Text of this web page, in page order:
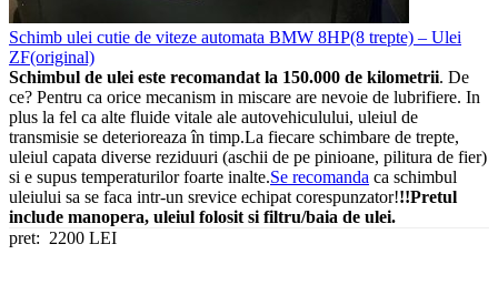
Schimb ulei cutie de viteze automata BMW 8HP(8 trepte) – Ulei
ZF(original)
Schimbul de ulei este recomandat la 150.000 de kilometrii. De
ce? Pentru ca orice mecanism in miscare are nevoie de lubrifiere. In
plus la fel ca alte fluide vitale ale autovehiculului, uleiul de
transmisie se deterioreaza în timp.La fiecare schimbare de trepte,
uleiul capata diverse reziduuri (aschii de pe pinioane, pilitura de fier)
si e supus temperaturilor foarte inalte.Se recomanda ca schimbul
uleiului sa se faca intr-un srevice echipat corespunzator!!!Pretul
include manopera, uleiul folosit si filtru/baia de ulei.
pret: 2200 LEI